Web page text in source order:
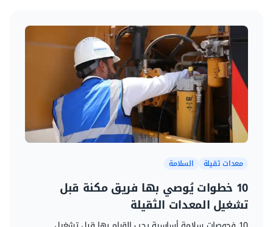
معدات ثقيلة السلامة
10 خطوات يُوصي بها فريق مكنة قبل
تشغيل المعدات الثقيلة